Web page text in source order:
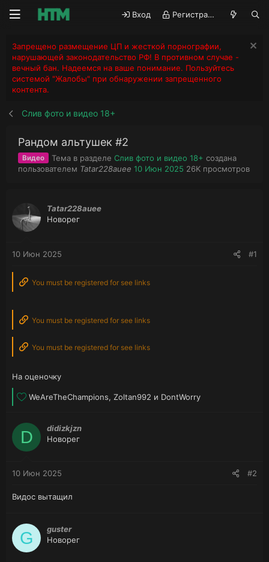
Вход Регистрация
Запрещено размещение ЦП и жесткой порнографии,
нарушающей законодательство РФ! В противном случае -
вечный бан. Надеемся на ваше понимание. Пользуйтесь
системой "Жалобы" при обнаружении запрещенного
контента.
Слив фото и видео 18+
Рандом альтушек #2
Видео Тема в разделе Слив фото и видео 18+ создана
пользователем А
р
Tatar228auee Д
10 Июн 2025 П
26K просмотров
Tatar228auee
Новорег
10 Июн 2025 #1
You must be registered for see links
You must be registered for see links
You must be registered for see links
На оценочку
Л
и
:
WeAreTheChampions, Zoltan992 и DontWorry
D
didizkjzn
Новорег
10 Июн 2025 #2
Видос вытащил
G
guster
Новорег